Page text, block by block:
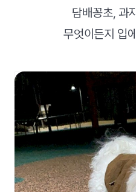
담배꽁초, 과
무엇이든지 입